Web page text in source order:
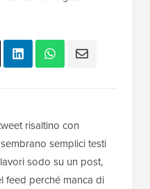
risaltino con
semplici testi
sodo su un post,
feed perché manca di